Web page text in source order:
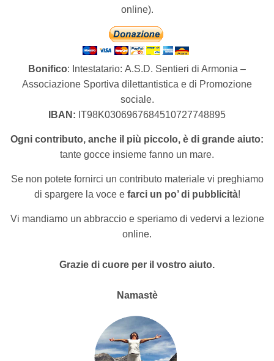
online).
Bonifico: Intestatario: A.S.D. Sentieri di Armonia –
Associazione Sportiva dilettantistica e di Promozione
sociale.
IBAN: IT98K0306967684510727748895
Ogni contributo, anche il più piccolo, è di grande aiuto:
tante gocce insieme fanno un mare.
Se non potete fornirci un contributo materiale vi preghiamo
di spargere la voce e farci un po’ di pubblicità!
Vi mandiamo un abbraccio e speriamo di vedervi a lezione
online.
Grazie di cuore per il vostro aiuto.
Namastè